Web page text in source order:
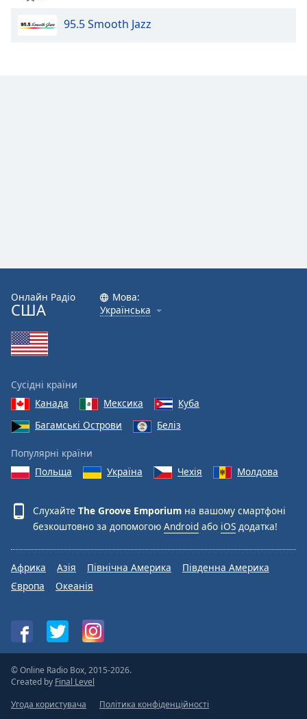
95.5 Smooth Jazz
Онлайн Радіо
США
Мова:
Українська
Сусідні країни
Канада
Мексика
Куба
Багамські Острови
Беліз
Популярні країни
Польща
Україна Чехія Молдова
Слухайте The Groove Emporium на вашому смартфоні
безкоштовно за допомогою Android або iOS додатка!
Африка Азія Північна Америка
Південна Америка
Європа
Океанія
© Online Radio Box, 2015-2026.
Created by Final Level
Угода користувача
Політика конфіденційності